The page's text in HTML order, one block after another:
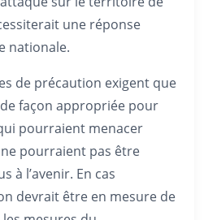
une réponse
nationale.
de précaution exigent que
façon appropriée pour
pourraient menacer
pourraient pas être
à l’avenir. En cas
devrait être en mesure de